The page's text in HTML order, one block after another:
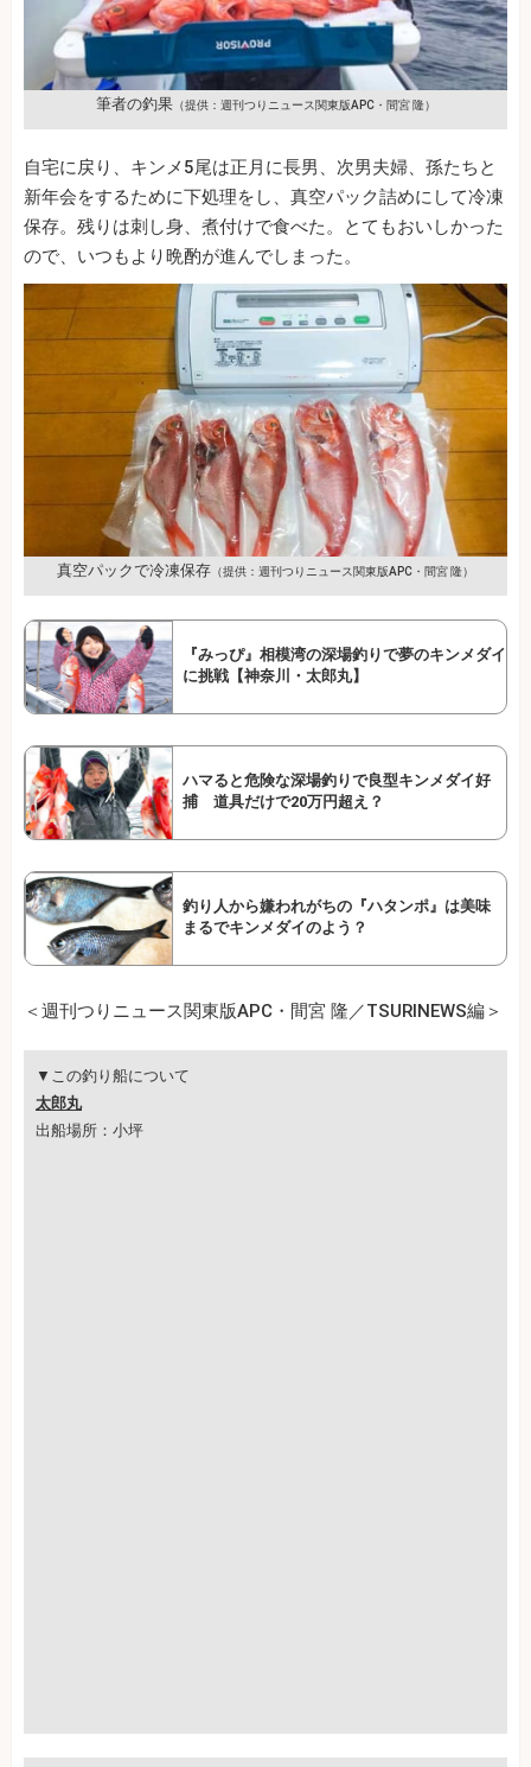
筆者の釣果（提供：週刊つりニュース関東版APC・間宮 隆）
自宅に戻り、キンメ5尾は正月に長男、次男夫婦、孫たちと
新年会をするために下処理をし、真空パック詰めにして冷凍
保存。残りは刺し身、煮付けで食べた。とてもおいしかった
ので、いつもより晩酌が進んでしまった。
真空パックで冷凍保存 （提供：週刊つりニュース関東版APC・間宮 隆）
『みっぴ』相模湾の深場釣りで夢のキンメダイ
に挑戦【神奈川・太郎丸】
ハマると危険な深場釣りで良型キンメダイ好
捕 道具だけで20万円超え？
釣り人から嫌われがちの『ハタンポ』は美味
まるでキンメダイのよう？
＜週刊つりニュース関東版APC・間宮 隆／TSURINEWS編＞
▼この釣り船について
太郎丸
出船場所：小坪